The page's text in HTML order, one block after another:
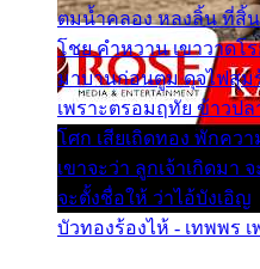
ตมน้ำคลอง หลงลิ้น ที่สิ้
โชย คำหวาน เขาวาดโ
มาบานก่อนตูม ดุจไฟสุม
เพราะตรอมฤทัย ข้าวป
โศก เสียเถิดทอง พักคว
เขาจะว่า ลูกเจ้าเกิดมา
จะตั้งชื่อให้ ว่าไอ้บังเอิญ
บัวทองร้องไห้ - เทพพร